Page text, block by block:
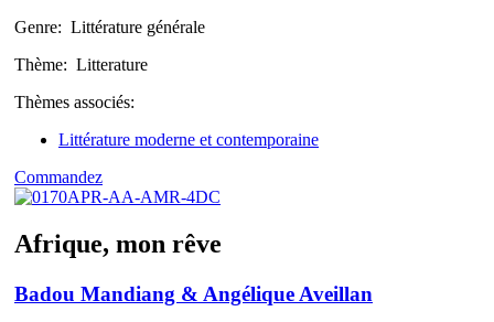
Genre: Littérature générale
Thème: Litterature
Thèmes associés:
Littérature moderne et contemporaine
Commandez
Afrique, mon rêve
Badou Mandiang & Angélique Aveillan